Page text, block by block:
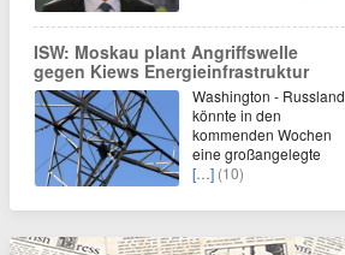
ISW: Moskau plant Angriffswelle
gegen Kiews Energieinfrastruktur
Washington - Russland
könnte in den
kommenden Wochen
eine großangelegte
[…] (10)